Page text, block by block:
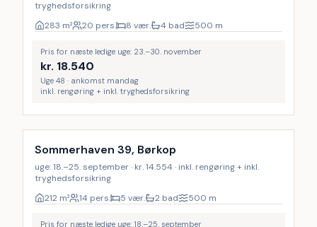
tryghedsforsikring
283 m² 20 pers. 8 vær. 4 bad 500 m
Pris for næste ledige uge: 23.–30. november
kr. 18.540
Uge 48 · ankomst mandag
inkl. rengøring + inkl. tryghedsforsikring
Inkl. rengøring
Sommerhaven 39, Børkop
uge: 18.–25. september · kr. 14.554 · inkl. rengøring + inkl.
tryghedsforsikring
212 m² 14 pers. 5 vær. 2 bad 500 m
Pris for næste ledige uge: 18.–25. september